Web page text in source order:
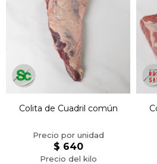
Colita de Cuadril común
$ 640